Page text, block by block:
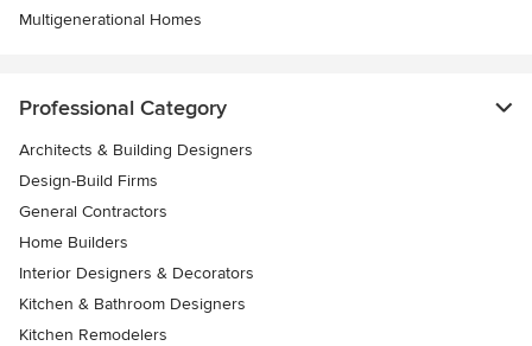
Multigenerational Homes
Professional Category
Architects & Building Designers
Design-Build Firms
General Contractors
Home Builders
Interior Designers & Decorators
Kitchen & Bathroom Designers
Kitchen Remodelers